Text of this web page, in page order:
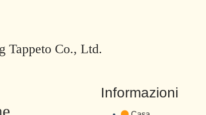
Tappeto Co., Ltd.
Informazioni